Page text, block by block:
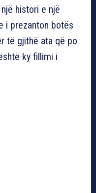
histori e një
i prezanton botës
të gjithë ata që po
ky fillimi i